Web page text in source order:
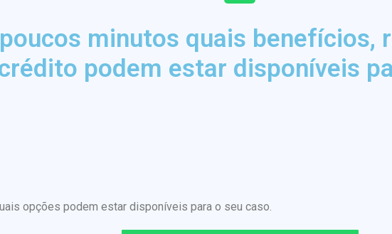
minutos quais benefícios,
podem estar disponíveis
opções podem estar disponíveis para o seu caso.